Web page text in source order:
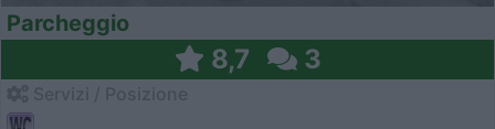
Parcheggio
8,7 3